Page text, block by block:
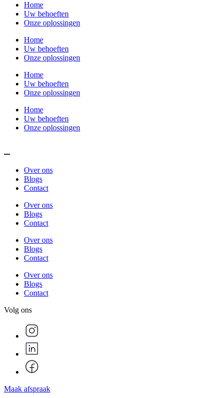
Home
Uw behoeften
Onze oplossingen
Home
Uw behoeften
Onze oplossingen
Home
Uw behoeften
Onze oplossingen
Home
Uw behoeften
Onze oplossingen
Over ons
Blogs
Contact
Over ons
Blogs
Contact
Over ons
Blogs
Contact
Over ons
Blogs
Contact
Volg ons
Maak afspraak